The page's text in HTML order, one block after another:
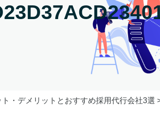
・デメリットとおすすめ採用代行会社3選